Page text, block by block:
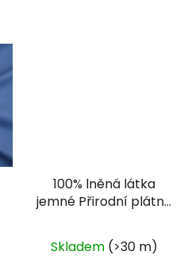
100% lněná látka
jemné Přirodní plátno
Skladem (>30 m)